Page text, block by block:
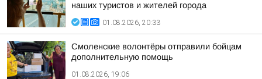
наших туристов и жителей города
01.08.2026, 20:33
Смоленские волонтёры отправили бойцам
дополнительную помощь
01.08.2026, 19:06